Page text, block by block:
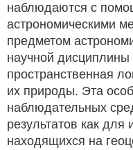
наблюдаются с
астрономическими
предметом
научной дисциплины
пространственная
их природы. Эта
наблюдательных
результатов как для
находящихся на